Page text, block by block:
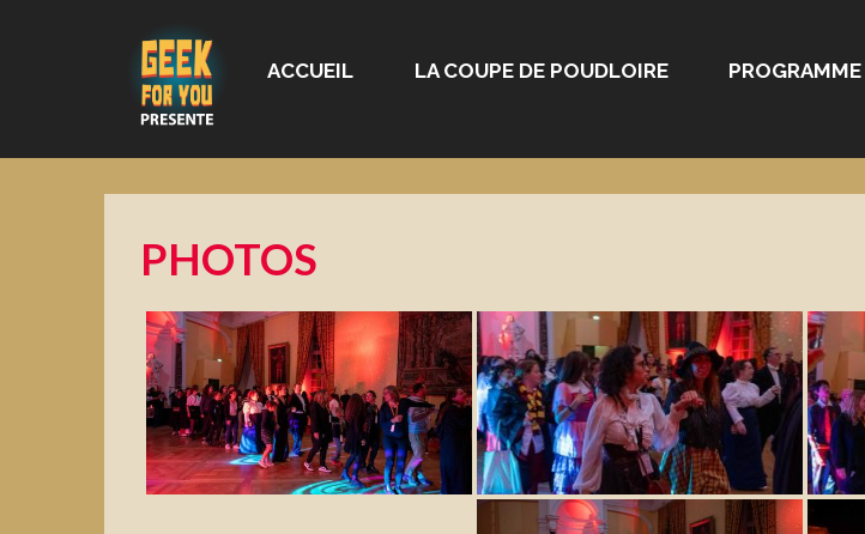
ACCUEIL LA COUPE DE POUDLOIRE PROGRAMME
PHOTOS